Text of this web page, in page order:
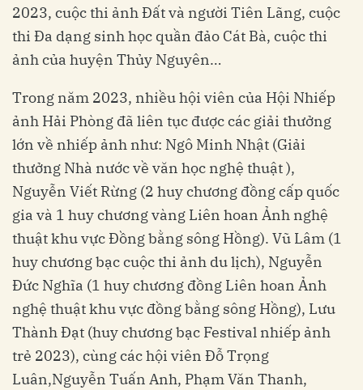
2023, cuộc thi ảnh Đất và người Tiên Lãng, cuộc
thi Đa dạng sinh học quần đảo Cát Bà, cuộc thi
ảnh của huyện Thủy Nguyên…
Trong năm 2023, nhiều hội viên của Hội Nhiếp
ảnh Hải Phòng đã liên tục được các giải thưởng
lớn về nhiếp ảnh như: Ngô Minh Nhật (Giải
thưởng Nhà nước về văn học nghệ thuật ),
Nguyễn Viết Rừng (2 huy chương đồng cấp quốc
gia và 1 huy chương vàng Liên hoan Ảnh nghệ
thuật khu vực Đồng bằng sông Hồng). Vũ Lâm (1
huy chương bạc cuộc thi ảnh du lịch), Nguyễn
Đức Nghĩa (1 huy chương đồng Liên hoan Ảnh
nghệ thuật khu vực đồng bằng sông Hồng), Lưu
Thành Đạt (huy chương bạc Festival nhiếp ảnh
trẻ 2023), cùng các hội viên Đỗ Trọng
Luân,Nguyễn Tuấn Anh, Phạm Văn Thanh,